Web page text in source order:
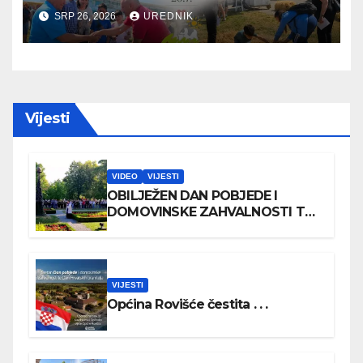
SRP 26, 2026 UREDNIK
Vijesti
VIDEO VIJESTI
OBILJEŽEN DAN POBJEDE I
DOMOVINSKE ZAHVALNOSTI TE
VIJESTI
Općina Rovišće čestita . . .